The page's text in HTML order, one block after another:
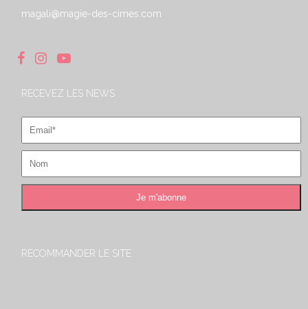
magali@magie-des-cimes.com
RECEVEZ LES NEWS
RECOMMANDER LE SITE